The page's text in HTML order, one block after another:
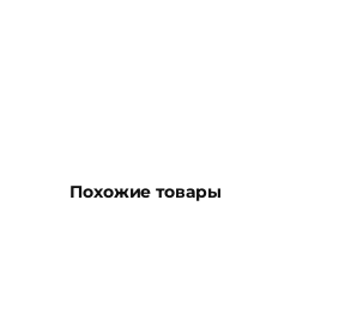
Похожие товары